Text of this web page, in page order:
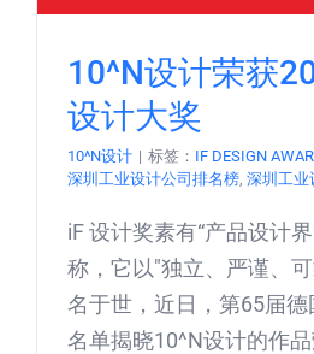
10^N设计荣获
设计大奖
10^N设计 | 标签： IF DESIGN
深圳工业设计公司排名榜 深圳工业
iF 设计奖素有“产品设计
称，它以"独立、严谨、
名于世，近日，第65届
名单揭晓10^N设计的作